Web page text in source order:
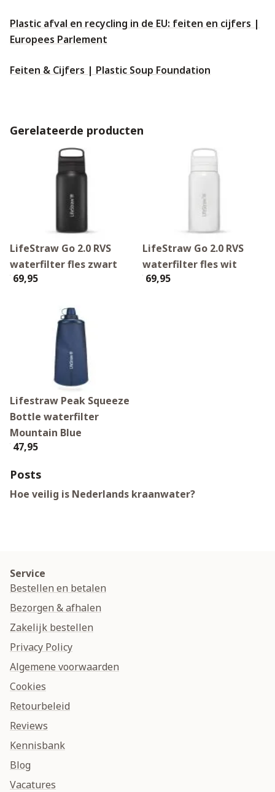
Plastic afval en recycling in de EU: feiten en cijfers |
Europees Parlement
Feiten & Cijfers | Plastic Soup Foundation
Gerelateerde producten
LifeStraw Go 2.0 RVS
waterfilter fles zwart
€ 69,95
LifeStraw Go 2.0 RVS
waterfilter fles wit
€ 69,95
Lifestraw Peak Squeeze
Bottle waterfilter
Mountain Blue
€ 47,95
Posts
Hoe veilig is Nederlands kraanwater?
Service
Bestellen en betalen
Bezorgen & afhalen
Zakelijk bestellen
Privacy Policy
Algemene voorwaarden
Cookies
Retourbeleid
Reviews
Kennisbank
Blog
Vacatures